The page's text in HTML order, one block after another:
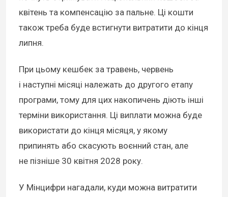
квітень та компенсацію за пальне. Ці кошти
також треба буде встигнути витратити до кінця
липня.
При цьому кешбек за травень, червень
і наступні місяці належать до другого етапу
програми, тому для цих накопичень діють інші
терміни використання. Ці виплати можна буде
використати до кінця місяця, у якому
припинять або скасують воєнний стан, але
не пізніше 30 квітня 2028 року.
У Мінцифри нагадали, куди можна витратити